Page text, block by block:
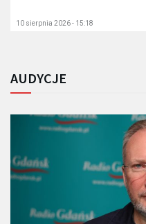
10 sierpnia 2026 - 15:18
AUDYCJE